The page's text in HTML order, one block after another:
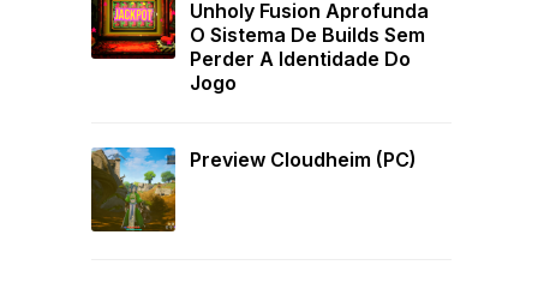
Unholy Fusion Aprofunda
O Sistema De Builds Sem
Perder A Identidade Do
Jogo
Preview Cloudheim (PC)